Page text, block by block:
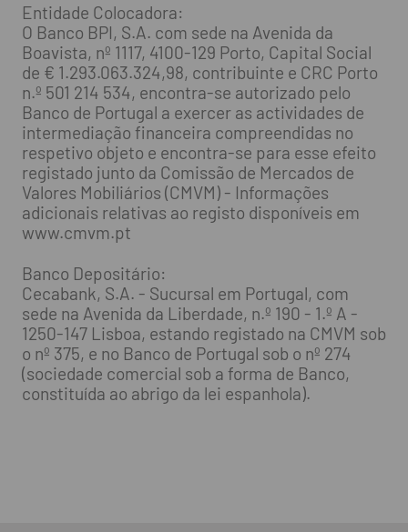
Entidade Colocadora:
O Banco BPI, S.A. com sede na Avenida da
Boavista, nº 1117, 4100-129 Porto, Capital Social
de € 1.293.063.324,98, contribuinte e CRC Porto
n.º 501 214 534, encontra-se autorizado pelo
Banco de Portugal a exercer as actividades de
intermediação financeira compreendidas no
respetivo objeto e encontra-se para esse efeito
registado junto da Comissão de Mercados de
Valores Mobiliários (CMVM) - Informações
adicionais relativas ao registo disponíveis em
www.cmvm.pt
Banco Depositário:
Cecabank, S.A. - Sucursal em Portugal, com
sede na Avenida da Liberdade, n.º 190 - 1.º A -
1250-147 Lisboa, estando registado na CMVM sob
o nº 375, e no Banco de Portugal sob o nº 274
(sociedade comercial sob a forma de Banco,
constituída ao abrigo da lei espanhola).